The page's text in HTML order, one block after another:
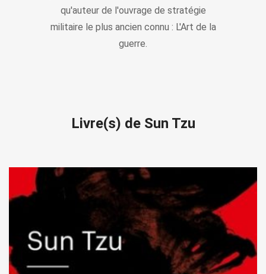
qu'auteur de l'ouvrage de stratégie
militaire le plus ancien connu : L'Art de la
guerre.
Livre(s) de Sun Tzu